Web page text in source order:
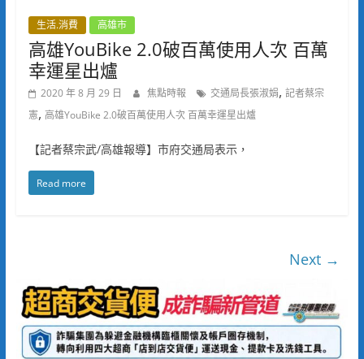
生活.消費 高雄市
高雄YouBike 2.0破百萬使用人次 百萬
幸運星出爐
2020 年 8 月 29 日 焦點時報 交通局長張淑娟, 記者蔡宗
憲, 高雄YouBike 2.0破百萬使用人次 百萬幸運星出爐
【記者蔡宗武/高雄報導】市府交通局表示，
Read more
Next →